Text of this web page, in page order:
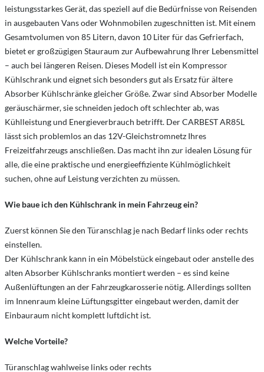
leistungsstarkes Gerät, das speziell auf die Bedürfnisse von Reisenden
in ausgebauten Vans oder Wohnmobilen zugeschnitten ist. Mit einem
Gesamtvolumen von 85 Litern, davon 10 Liter für das Gefrierfach,
bietet er großzügigen Stauraum zur Aufbewahrung Ihrer Lebensmittel
– auch bei längeren Reisen. Dieses Modell ist ein Kompressor
Kühlschrank und eignet sich besonders gut als Ersatz für ältere
Absorber Kühlschränke gleicher Größe. Zwar sind Absorber Modelle
geräuschärmer, sie schneiden jedoch oft schlechter ab, was
Kühlleistung und Energieverbrauch betrifft. Der CARBEST AR85L
lässt sich problemlos an das 12V-Gleichstromnetz Ihres
Freizeitfahrzeugs anschließen. Das macht ihn zur idealen Lösung für
alle, die eine praktische und energieeffiziente Kühlmöglichkeit
suchen, ohne auf Leistung verzichten zu müssen.
Wie baue ich den Kühlschrank in mein Fahrzeug ein?
Zuerst können Sie den Türanschlag je nach Bedarf links oder rechts
einstellen.
Der Kühlschrank kann in ein Möbelstück eingebaut oder anstelle des
alten Absorber Kühlschranks montiert werden – es sind keine
Außenlüftungen an der Fahrzeugkarosserie nötig. Allerdings sollten
im Innenraum kleine Lüftungsgitter eingebaut werden, damit der
Einbauraum nicht komplett luftdicht ist.
Welche Vorteile?
Türanschlag wahlweise links oder rechts